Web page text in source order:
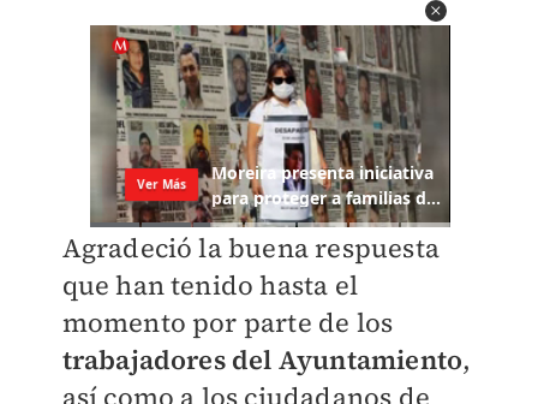
Agradeció la buena respuesta
que han tenido hasta el
momento por parte de los
trabajadores del Ayuntamiento,